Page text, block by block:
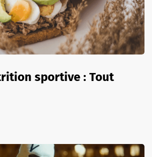
sportive : Tout